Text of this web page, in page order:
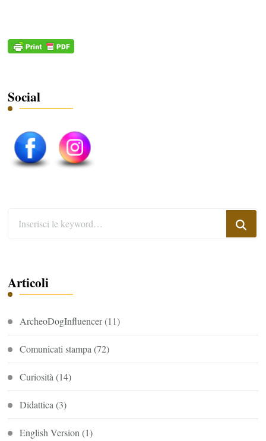
Social
Articoli
ArcheoDogInfluencer(11)
Comunicati stampa (72)
Curiosità (14)
Didattica (3)
English Version (1)